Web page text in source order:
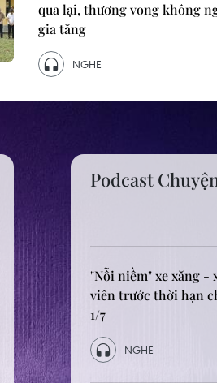
qua lại, thương vong không
gia tăng
NGHE
Podcast
Nghị quyết 57: Tăng
kết quả thực chất